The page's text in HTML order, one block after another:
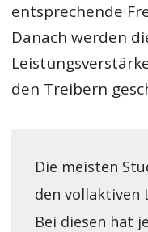
entsprechende
Danach werden
den Treibern
Die meisten
den vollaktiven
Bei diesen hat